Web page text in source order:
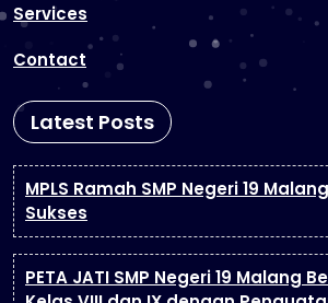
Services
Contact
Latest Posts
MPLS Ramah SMP Negeri 19
Sukses
PETA JATI SMP Negeri 19 Malang